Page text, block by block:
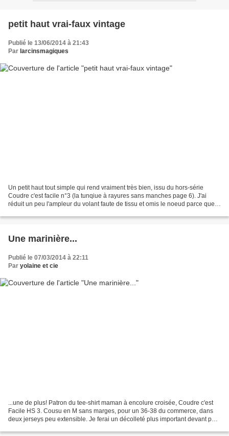
petit haut vrai-faux vintage
Publié le 13/06/2014 à 21:43
Par larcinsmagiques
Un petit haut tout simple qui rend vraiment très bien, issu du hors-série
Coudre c'est facile n°3 (la tunqiue à rayures sans manches page 6). J'ai
réduit un peu l'ampleur du volant faute de tissu et omis le noeud parce que
Une marinière...
Publié le 07/03/2014 à 22:11
Par yolaine et cie
...une de plus! Patron du tee-shirt maman à encolure croisée, Coudre c'est
Facile HS 3. Cousu en M sans marges, pour un 36-38 du commerce, dans
deux jerseys peu extensible. Je ferai un décolleté plus important devant pour